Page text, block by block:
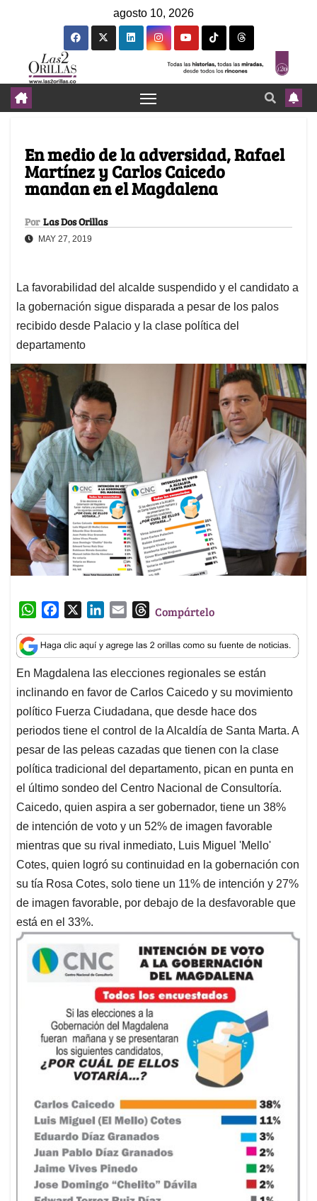
agosto 10, 2026
En medio de la adversidad, Rafael
Martínez y Carlos Caicedo
mandan en el Magdalena
Por Las Dos Orillas
MAY 27, 2019
La favorabilidad del alcalde suspendido y el candidato a
la gobernación sigue disparada a pesar de los palos
recibido desde Palacio y la clase política del
departamento
W
a
t
s
A
p
p
c
e
b
o
o
k
n
k
e
d
I
n
a
i
l
T
r
e
a
d
s
Compártelo
En Magdalena las elecciones regionales se están
inclinando en favor de Carlos Caicedo y su movimiento
político Fuerza Ciudadana, que desde hace dos
periodos tiene el control de la Alcaldía de Santa Marta. A
pesar de las peleas cazadas que tienen con la clase
política tradicional del departamento, pican en punta en
el último sondeo del Centro Nacional de Consultoría.
Caicedo, quien aspira a ser gobernador, tiene un 38%
de intención de voto y un 52% de imagen favorable
mientras que su rival inmediato, Luis Miguel 'Mello'
Cotes, quien logró su continuidad en la gobernación con
su tía Rosa Cotes, solo tiene un 11% de intención y 27%
de imagen favorable, por debajo de la desfavorable que
está en el 33%.